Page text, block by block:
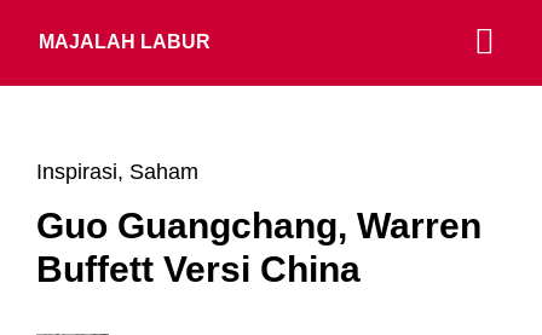
MAJALAH LABUR
Inspirasi, Saham
Guo Guangchang, Warren
Buffett Versi China